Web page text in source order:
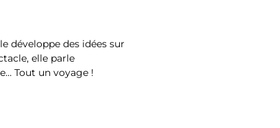
développe des idées sur
elle parle
Tout un voyage !